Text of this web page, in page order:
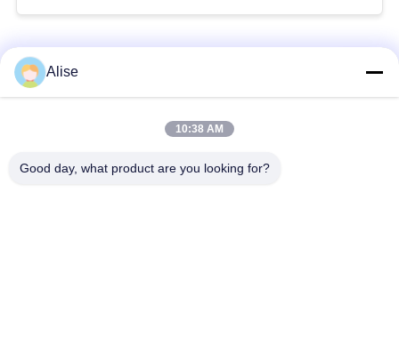
populaire categorieën
Eindaandrijving
Alise
10:38 AM
Good day, what product are you looking for?